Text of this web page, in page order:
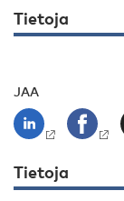
Tietoja
JAA
Tietoja